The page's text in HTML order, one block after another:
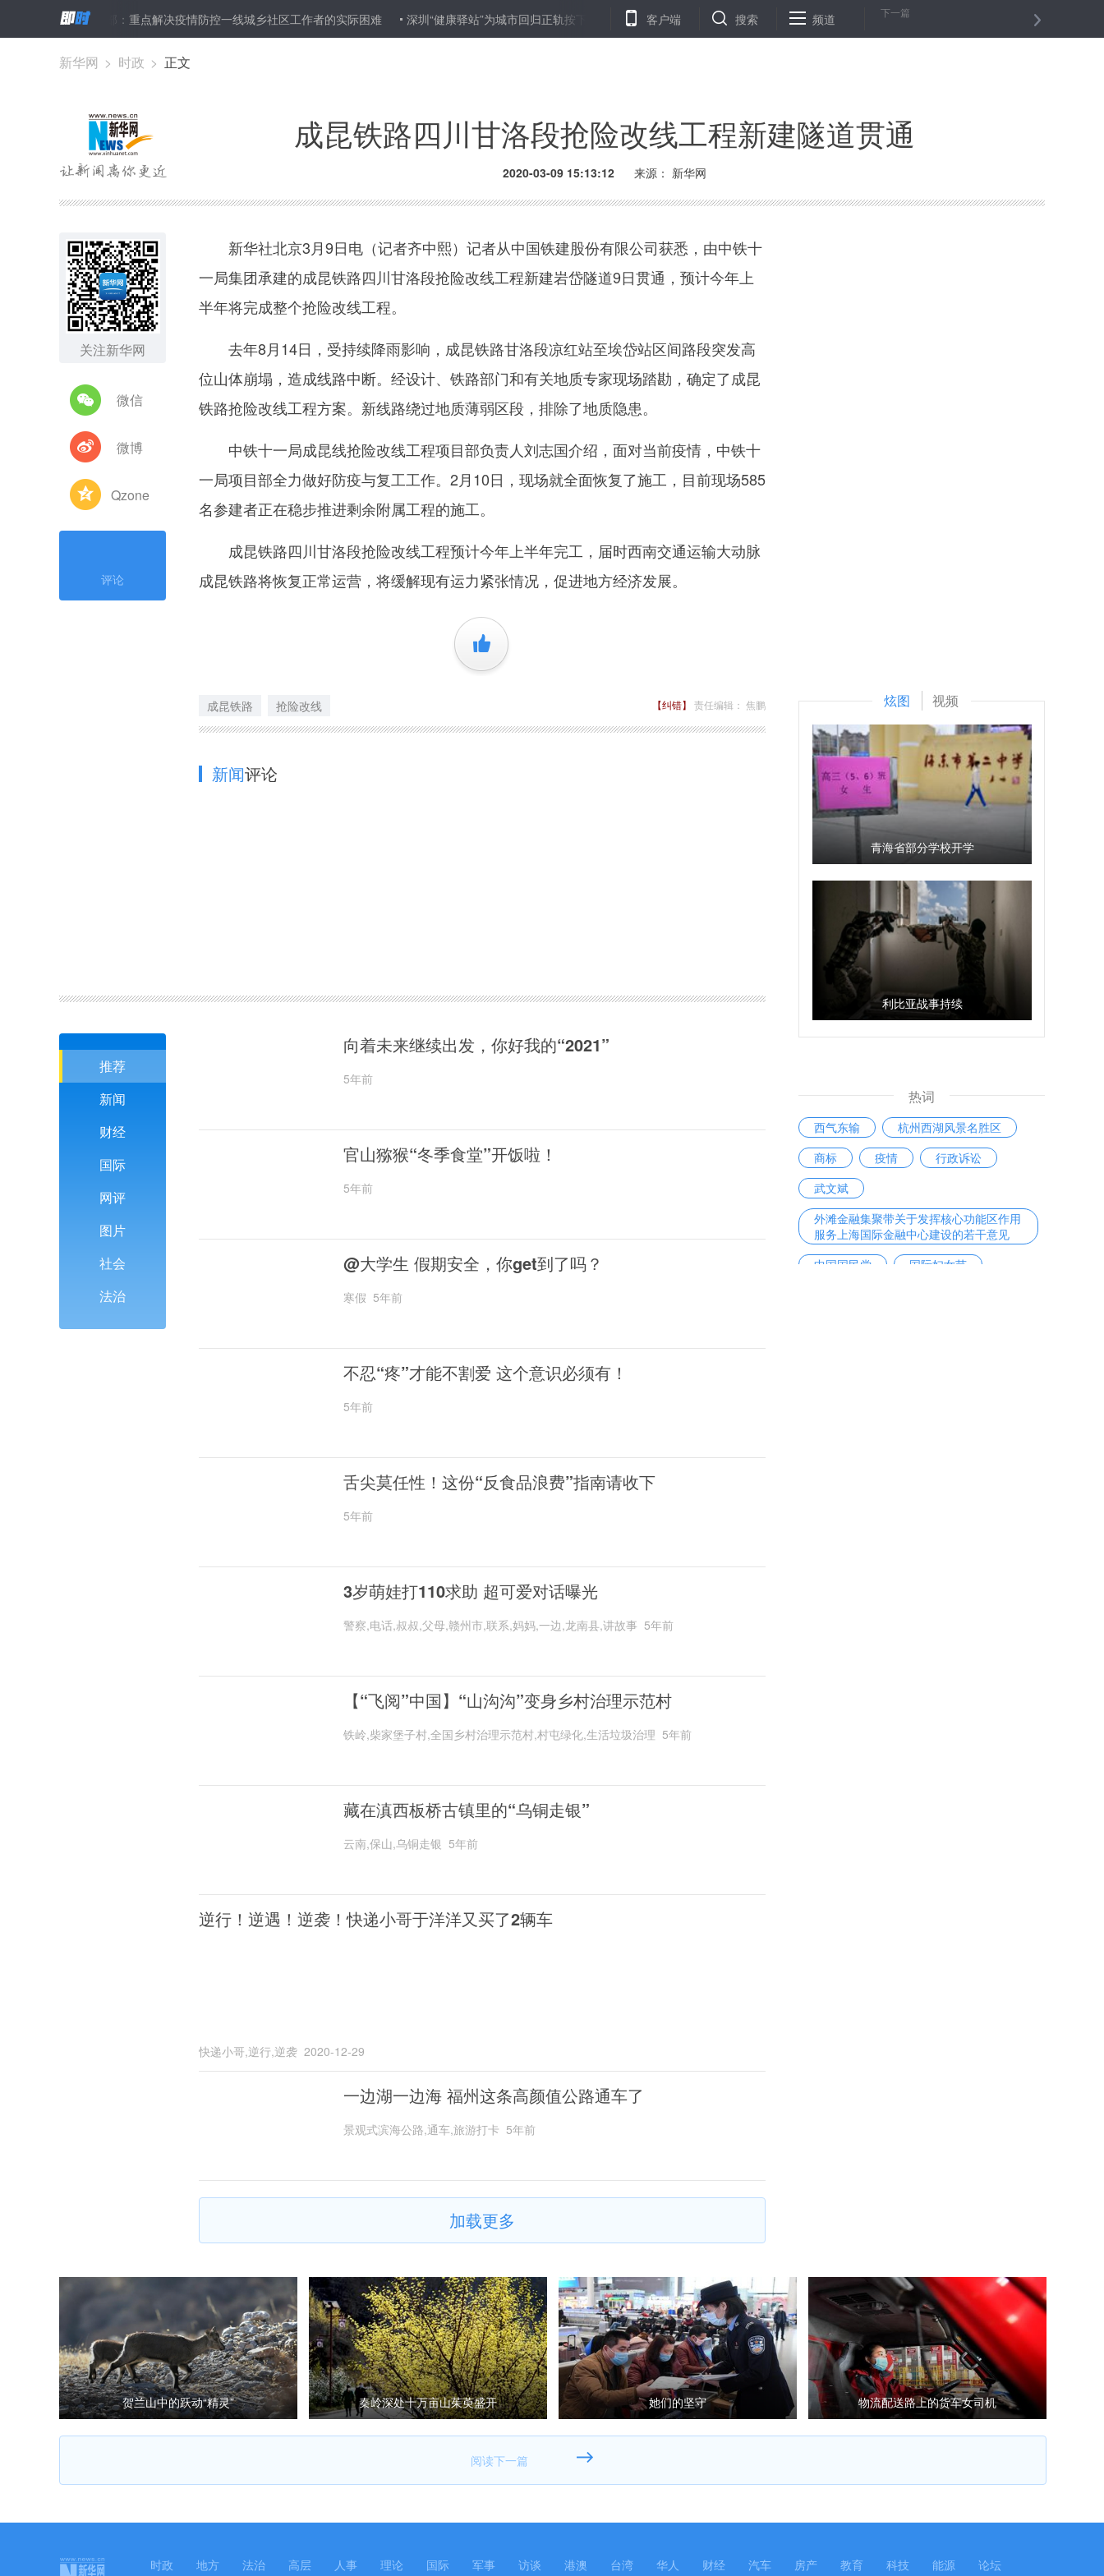
民政部：重点解决疫情防控一线城乡社区工作者的实际困难 深圳“健康驿站”为城市回归正轨按下“快进键” 汇丰在华投资1.5亿美元建设培训基地 “油城”大庆跑出复工复产“加速度” 江苏宿迁帮助
客户端 搜索 频道 下一篇
新华网 > 时政 > 正文
成昆铁路四川甘洛段抢险改线工程新建隧道贯通
2020-03-09 15:13:12 来源： 新华网
关注新华网
微信
微博
Qzone
评论
新华社北京3月9日电（记者齐中熙）记者从中国铁建股份有限公司获悉，由中铁十
一局集团承建的成昆铁路四川甘洛段抢险改线工程新建岩岱隧道9日贯通，预计今年上
半年将完成整个抢险改线工程。
去年8月14日，受持续降雨影响，成昆铁路甘洛段凉红站至埃岱站区间路段突发高
位山体崩塌，造成线路中断。经设计、铁路部门和有关地质专家现场踏勘，确定了成昆
铁路抢险改线工程方案。新线路绕过地质薄弱区段，排除了地质隐患。
中铁十一局成昆线抢险改线工程项目部负责人刘志国介绍，面对当前疫情，中铁十
一局项目部全力做好防疫与复工工作。2月10日，现场就全面恢复了施工，目前现场585
名参建者正在稳步推进剩余附属工程的施工。
成昆铁路四川甘洛段抢险改线工程预计今年上半年完工，届时西南交通运输大动脉
成昆铁路将恢复正常运营，将缓解现有运力紧张情况，促进地方经济发展。
+1
成昆铁路 抢险改线 【纠错】 责任编辑： 焦鹏
新闻评论
推荐
新闻
财经
国际
网评
图片
社会
法治
向着未来继续出发，你好我的“2021”
5年前
官山猕猴“冬季食堂”开饭啦！
5年前
@大学生 假期安全，你get到了吗？
寒假 5年前
不忍“疼”才能不割爱 这个意识必须有！
5年前
舌尖莫任性！这份“反食品浪费”指南请收下
5年前
3岁萌娃打110求助 超可爱对话曝光
警察,电话,叔叔,父母,赣州市,联系,妈妈,一边,龙南县,讲故事 5年前
【“飞阅”中国】“山沟沟”变身乡村治理示范村
铁岭,柴家堡子村,全国乡村治理示范村,村屯绿化,生活垃圾治理 5年前
藏在滇西板桥古镇里的“乌铜走银”
云南,保山,乌铜走银 5年前
逆行！逆遇！逆袭！快递小哥于洋洋又买了2辆车
快递小哥,逆行,逆袭 2020-12-29
一边湖一边海 福州这条高颜值公路通车了
景观式滨海公路,通车,旅游打卡 5年前
加载更多
炫图 视频
青海省部分学校开学
利比亚战事持续
热词
西气东输
杭州西湖风景名胜区
商标
疫情
行政诉讼
武文斌
外滩金融集聚带关于发挥核心功能区作用
服务上海国际金融中心建设的若干意见
中国国民党
国际妇女节
贺兰山中的跃动“精灵” 秦岭深处十万亩山茱萸盛开 她们的坚守 物流配送路上的货车女司机
时政 地方 法治 高层 人事 理论 国际 军事 访谈 港澳 台湾 华人 财经 汽车 房产 教育 科技 能源 论坛